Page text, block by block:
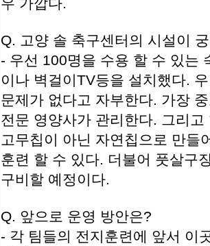
우 가깝다.
Q. 고양 솔 축구센터의 시설이
- 우선 100명을 수용 할 수 있는
이나 벽걸이TV등을 설치했다.
문제가 없다고 자부한다. 가장
전문 영양사가 관리한다. 그리
고무칩이 아닌 자연칩으로 만들
훈련 할 수 있다. 더불어 풋살구
구비할 예정이다.
Q. 앞으로 운영 방안은?
- 각 팀들의 전지훈련에 앞서 이